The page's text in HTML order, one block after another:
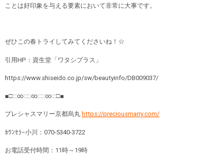
ことは好印象を与える要素において非常に大事です。
ぜひこの春トライしてみてくださいね！☆
引用HP：資生堂「ワタシプラス」
https://www.shiseido.co.jp/sw/beautyinfo/DB009037/
■□:::∞:::::∞:::::∞:::□■
プレシャスマリー京都烏丸 https://preciousmarry.com/
ｶｳﾝｾﾗｰ小川： 070-5340-3722
お電話受付時間： 11 時～ 19時